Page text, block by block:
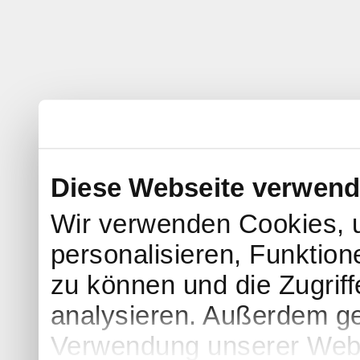
Diese Webseite
Wir verwenden Cookies,
personalisieren,
zu können und die
analysieren. Außerdem
Verwendung unserer